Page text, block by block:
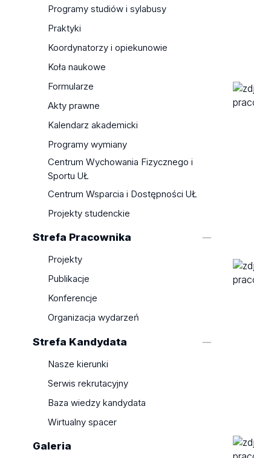
Programy studiów i sylabusy
Praktyki
Koordynatorzy i opiekunowie
Koła naukowe
Formularze
Akty prawne
Kalendarz akademicki
Programy wymiany
Centrum Wychowania Fizycznego i
Sportu UŁ
Centrum Wsparcia i Dostępności UŁ
Projekty studenckie
Strefa Pracownika
Projekty
Publikacje
Konferencje
Organizacja wydarzeń
Strefa Kandydata
Nasze kierunki
Serwis rekrutacyjny
Baza wiedzy kandydata
Wirtualny spacer
Galeria